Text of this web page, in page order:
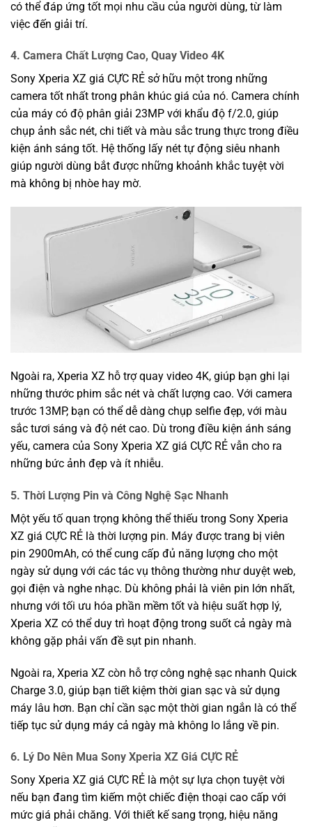
có thể đáp ứng tốt mọi nhu cầu của người dùng, từ làm
việc đến giải trí.
4. Camera Chất Lượng Cao, Quay Video 4K
Sony Xperia XZ giá CỰC RẺ sở hữu một trong những
camera tốt nhất trong phân khúc giá của nó. Camera chính
của máy có độ phân giải 23MP với khẩu độ f/2.0, giúp
chụp ảnh sắc nét, chi tiết và màu sắc trung thực trong điều
kiện ánh sáng tốt. Hệ thống lấy nét tự động siêu nhanh
giúp người dùng bắt được những khoảnh khắc tuyệt vời
mà không bị nhòe hay mờ.
Ngoài ra, Xperia XZ hỗ trợ quay video 4K, giúp bạn ghi lại
những thước phim sắc nét và chất lượng cao. Với camera
trước 13MP, bạn có thể dễ dàng chụp selfie đẹp, với màu
sắc tươi sáng và độ nét cao. Dù trong điều kiện ánh sáng
yếu, camera của Sony Xperia XZ giá CỰC RẺ vẫn cho ra
những bức ảnh đẹp và ít nhiễu.
5. Thời Lượng Pin và Công Nghệ Sạc Nhanh
Một yếu tố quan trọng không thể thiếu trong Sony Xperia
XZ giá CỰC RẺ là thời lượng pin. Máy được trang bị viên
pin 2900mAh, có thể cung cấp đủ năng lượng cho một
ngày sử dụng với các tác vụ thông thường như duyệt web,
gọi điện và nghe nhạc. Dù không phải là viên pin lớn nhất,
nhưng với tối ưu hóa phần mềm tốt và hiệu suất hợp lý,
Xperia XZ có thể duy trì hoạt động trong suốt cả ngày mà
không gặp phải vấn đề sụt pin nhanh.
Ngoài ra, Xperia XZ còn hỗ trợ công nghệ sạc nhanh Quick
Charge 3.0, giúp bạn tiết kiệm thời gian sạc và sử dụng
máy lâu hơn. Bạn chỉ cần sạc một thời gian ngắn là có thể
tiếp tục sử dụng máy cả ngày mà không lo lắng về pin.
6. Lý Do Nên Mua Sony Xperia XZ Giá CỰC RẺ
Sony Xperia XZ giá CỰC RẺ là một sự lựa chọn tuyệt vời
nếu bạn đang tìm kiếm một chiếc điện thoại cao cấp với
mức giá phải chăng. Với thiết kế sang trọng, hiệu năng